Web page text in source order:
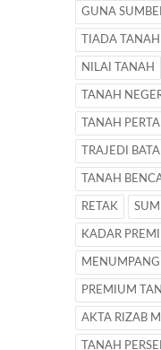
GUNA
TIADA
NILAI TANAH
TANAH
TANAH
TRAJEDI
TANAH
RETAK
KADAR
MENUMPANG
PREMIUM
AKTA RIZAB
TANAH